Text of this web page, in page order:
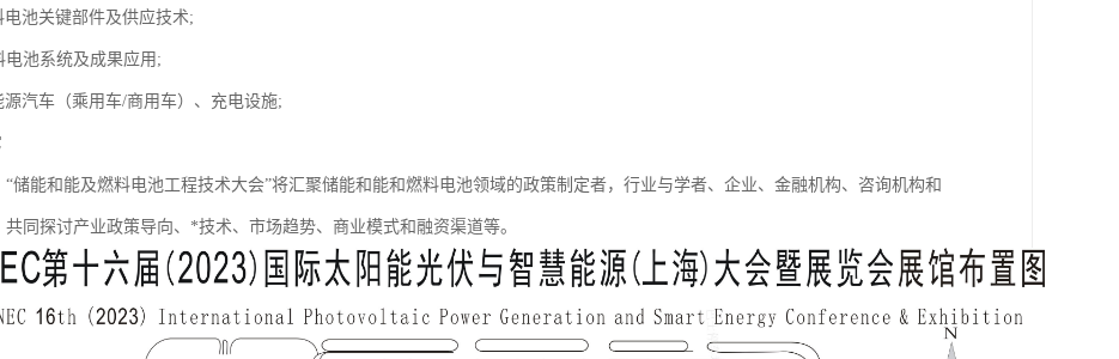
电池关键部件及供应技术;
电池系统及成果应用;
源汽车（乘用车/商用车）、充电设施;
“储能和能及燃料电池工程技术大会”将汇聚储能和能和燃料电池领域的政策制定者，行业与学者、企业、金融机构、咨询机构和
共同探讨产业政策导向、*技术、市场趋势、商业模式和融资渠道等。